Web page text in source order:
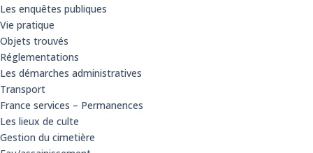
Les enquêtes publiques
Vie pratique
Objets trouvés
Réglementations
Les démarches administratives
Transport
France services – Permanences
Les lieux de culte
Gestion du cimetière